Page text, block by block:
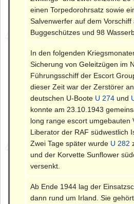
einen Torpedorohrsatz sowie
Salvenwerfer auf dem
Buggeschützes und 98
In den folgenden
Sicherung von Geleitzügen im
Führungsschiff der Escort
dieser Zeit war der Zerstörer
deutschen U-Boote U 274 und
konnte am 23.10.1943
long range escort umgebauten
Liberator der RAF südwestlich
Zwei Tage später wurde U 282
und der Korvette Sunflower
versenkt.
Ab Ende 1944 lag der
dann rund um Irland. Sie